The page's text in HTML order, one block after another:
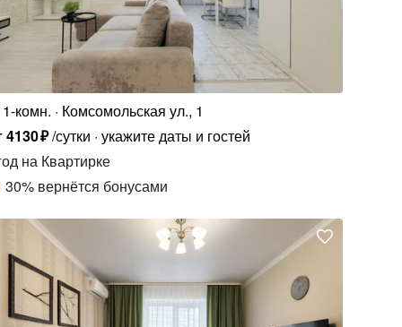
1-комн.
Комсомольская ул., 1
4130₽/сутки укажите даты и гостей
на Квартирке
30% вернётся бонусами